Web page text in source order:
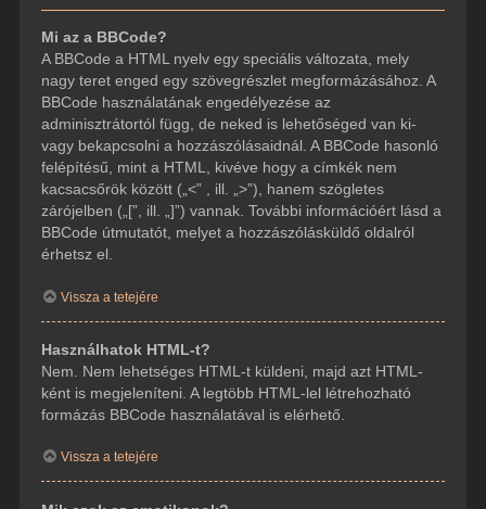
Mi az a BBCode?
A BBCode a HTML nyelv egy speciális változata, mely
nagy teret enged egy szövegrészlet megformázásához. A
BBCode használatának engedélyezése az
adminisztrátortól függ, de neked is lehetőséged van ki-
vagy bekapcsolni a hozzászólásaidnál. A BBCode hasonló
felépítésű, mint a HTML, kivéve hogy a címkék nem
kacsacsőrök között („<” , ill. „>”), hanem szögletes
zárójelben („[”, ill. „]”) vannak. További információért lásd a
BBCode útmutatót, melyet a hozzászólásküldő oldalról
érhetsz el.
Vissza a tetejére
Használhatok HTML-t?
Nem. Nem lehetséges HTML-t küldeni, majd azt HTML-
ként is megjeleníteni. A legtöbb HTML-lel létrehozható
formázás BBCode használatával is elérhető.
Vissza a tetejére